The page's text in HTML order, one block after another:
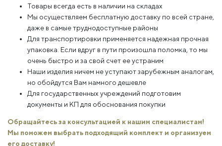
Товары всегда есть в наличии на складах
Мы осуществляем бесплатную доставку по всей стране,
даже в самые труднодоступные районы
Для транспортировки применяется надежная прочная
упаковка. Если вдруг в пути произошла поломка, то мы
очень быстро и за свой счет ее устраним
Наши изделия ничем не уступают зарубежным аналогам,
но обойдутся Вам намного дешевле
Для государственных учреждений подготовим
документы и КП для обоснования покупки
Обращайтесь за консультацией к нашим специалистам!
Мы поможем выбрать подходящий комплект и организуем
его доставку!